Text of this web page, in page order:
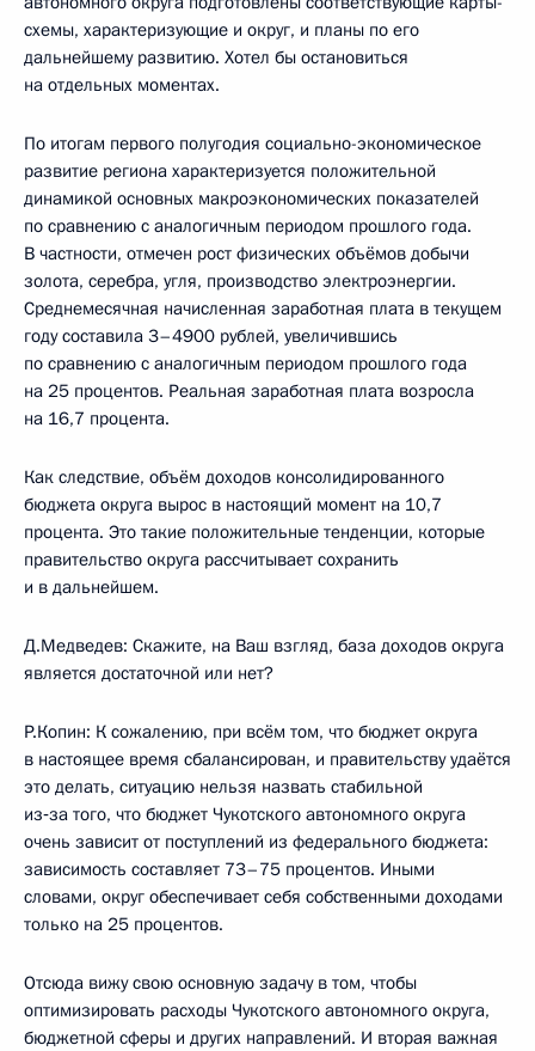
схемы, характеризующие и округ, и планы по его
дальнейшему развитию. Хотел бы остановиться
на отдельных моментах.
По итогам первого полугодия социально-экономическое
развитие региона характеризуется положительной
динамикой основных макроэкономических показателей
по сравнению с аналогичным периодом прошлого года.
В частности, отмечен рост физических объёмов добычи
золота, серебра, угля, производство электроэнергии.
Среднемесячная начисленная заработная плата в текущем
году составила 3–4900 рублей, увеличившись
по сравнению с аналогичным периодом прошлого года
на 25 процентов. Реальная заработная плата возросла
на 16,7 процента.
Как следствие, объём доходов консолидированного
бюджета округа вырос в настоящий момент на 10,7
процента. Это такие положительные тенденции, которые
правительство округа рассчитывает сохранить
и в дальнейшем.
Д.Медведев: Скажите, на Ваш взгляд, база доходов округа
является достаточной или нет?
Р.Копин: К сожалению, при всём том, что бюджет округа
в настоящее время сбалансирован, и правительству удаётся
это делать, ситуацию нельзя назвать стабильной
из‑за того, что бюджет Чукотского автономного округа
очень зависит от поступлений из федерального бюджета:
зависимость составляет 73–75 процентов. Иными
словами, округ обеспечивает себя собственными доходами
только на 25 процентов.
Отсюда вижу свою основную задачу в том, чтобы
оптимизировать расходы Чукотского автономного округа,
бюджетной сферы и других направлений. И вторая важная